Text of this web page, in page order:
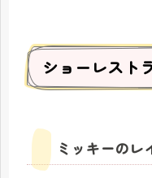
ショーレスト
ミッキーのレ